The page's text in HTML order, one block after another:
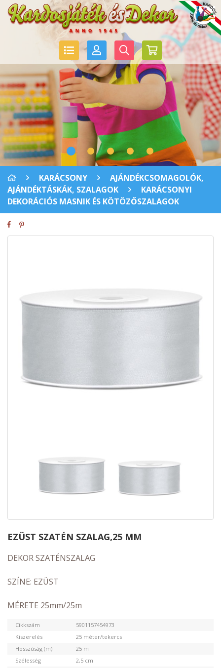
KARÁCSONY
AJÁNDÉKCSOMAGOLÓK,
AJÁNDÉKTÁSKÁK, SZALAGOK
KARÁCSONYI
DEKORÁCIÓS MASNIK ÉS KÖTÖZŐSZALAGOK
EZÜST SZATÉN SZALAG,25 MM
DEKOR SZATÉNSZALAG
SZÍNE: EZÜST
MÉRETE 25mm/25m
Cikkszám
5901157454973
Kiszerelés
25 méter/tekercs
Hosszúság (m)
25 m
Szélesség
2,5 cm